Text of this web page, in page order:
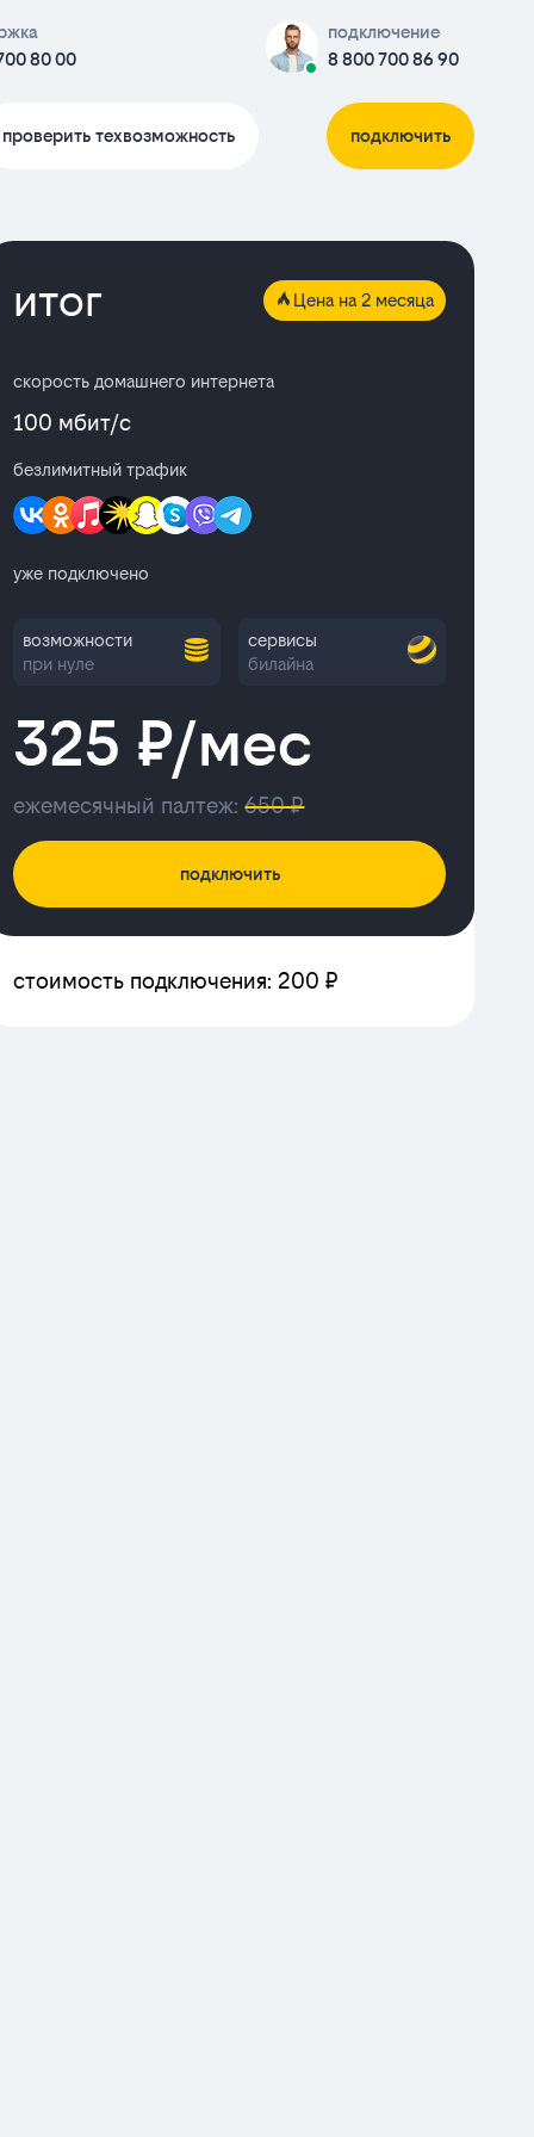
80 00
подключение
8 800 700 86 90
проверить техвозможность подключить
итог Цена на 2 месяца
скорость домашнего интернета
100 мбит/с
безлимитный трафик
уже подключено
возможности
при нуле
сервисы
билайна
325 ₽/мес
ежемесячный палтеж:650 ₽
подключить
стоимость подключения: 200 ₽